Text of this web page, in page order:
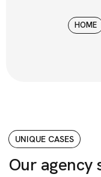
HOME
UNIQUE CASES
Our agency